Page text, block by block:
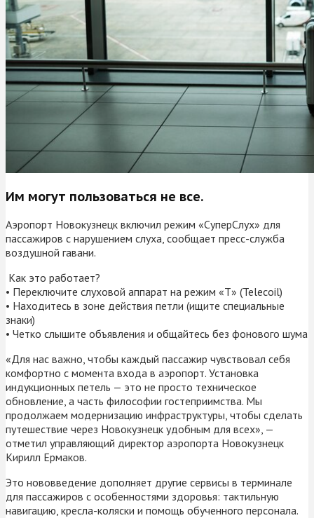
Им могут пользоваться не все.
Аэропорт Новокузнецк включил режим «СуперСлух» для
пассажиров с нарушением слуха, сообщает пресс-служба
воздушной гавани.
Как это работает?
• Переключите слуховой аппарат на режим «Т» (Telecoil)
• Находитесь в зоне действия петли (ищите специальные
знаки)
• Четко слышите объявления и общайтесь без фонового шума
«Для нас важно, чтобы каждый пассажир чувствовал себя
комфортно с момента входа в аэропорт. Установка
индукционных петель — это не просто техническое
обновление, а часть философии гостеприимства. Мы
продолжаем модернизацию инфраструктуры, чтобы сделать
путешествие через Новокузнецк удобным для всех», —
отметил управляющий директор аэропорта Новокузнецк
Кирилл Ермаков.
Это нововведение дополняет другие сервисы в терминале
для пассажиров с особенностями здоровья: тактильную
навигацию, кресла-коляски и помощь обученного персонала.